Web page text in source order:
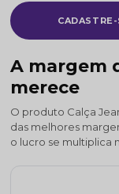
A margem
merece
O produto Calça
das melhores
o lucro se multiplica